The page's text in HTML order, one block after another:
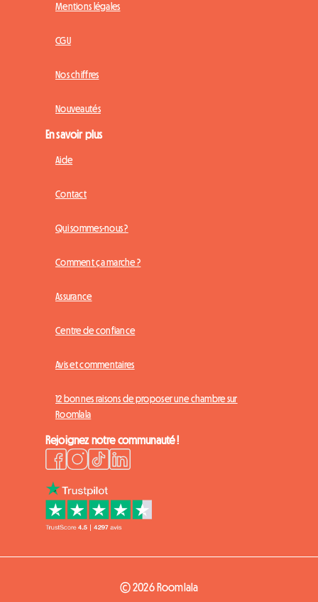
Mentions légales
CGU
Nos chiffres
Nouveautés
En savoir plus
Aide
Contact
Qui sommes-nous ?
Comment ça marche ?
Assurance
Centre de confiance
Avis et commentaires
12 bonnes raisons de proposer une chambre sur
Roomlala
Rejoignez notre communauté !
© 2026 Roomlala